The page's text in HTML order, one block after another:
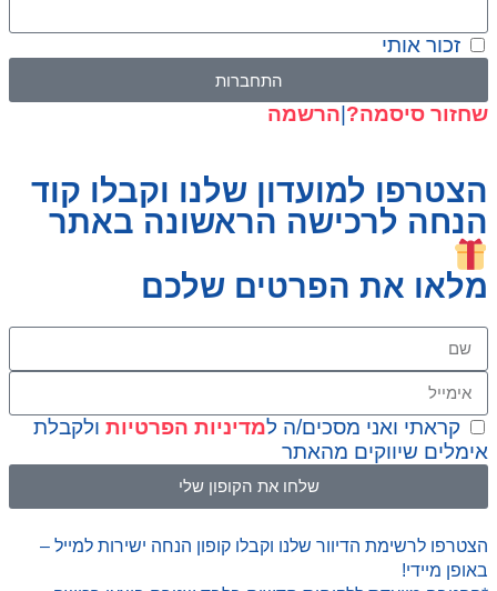
זכור אותי
התחברות
שחזור סיסמה? הרשמה
הצטרפו למועדון שלנו וקבלו קוד
הנחה לרכישה הראשונה באתר
מלאו את הפרטים שלכם
קראתי ואני מסכים/ה למדיניות הפרטיות ולקבלת
אימלים שיווקים מהאתר
שלחו את הקופון שלי
הצטרפו לרשימת הדיוור שלנו וקבלו קופון הנחה ישירות למייל –
באופן מיידי!